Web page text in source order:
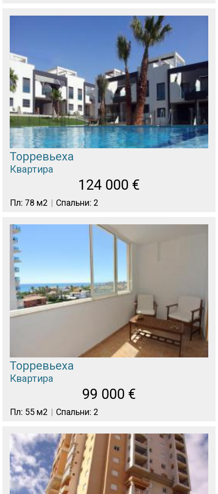
Торревьеха
Квартира
124 000 €
Пл: 78 м2 Спальни: 2
Торревьеха
Квартира
99 000 €
Пл: 55 м2 Спальни: 2